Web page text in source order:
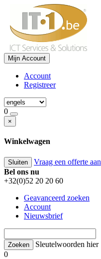
Mijn Account
Account
Registreer
0
×
Winkelwagen
Sluiten Vraag een offerte aan
Bel ons nu
+32(0)52 20 20 60
Geavanceerd zoeken
Account
Nieuwsbrief
Sleutelwoorden hier
0